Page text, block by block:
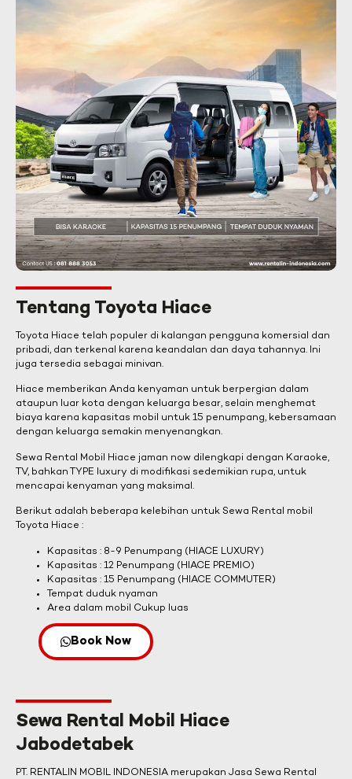
Tentang Toyota Hiace
Toyota Hiace telah populer di kalangan pengguna komersial dan
pribadi, dan terkenal karena keandalan dan daya tahannya. Ini
juga tersedia sebagai minivan.
Hiace memberikan Anda kenyaman untuk berpergian dalam
ataupun luar kota dengan keluarga besar, selain menghemat
biaya karena kapasitas mobil untuk 15 penumpang, kebersamaan
dengan keluarga semakin menyenangkan.
Sewa Rental Mobil Hiace jaman now dilengkapi dengan Karaoke,
TV, bahkan TYPE luxury di modifikasi sedemikian rupa, untuk
mencapai kenyaman yang maksimal.
Berikut adalah beberapa kelebihan untuk Sewa Rental mobil
Toyota Hiace :
Kapasitas : 8-9 Penumpang (HIACE LUXURY)
Kapasitas : 12 Penumpang (HIACE PREMIO)
Kapasitas : 15 Penumpang (HIACE COMMUTER)
Tempat duduk nyaman
Area dalam mobil Cukup luas
Book Now
Sewa Rental Mobil Hiace
Jabodetabek
PT. RENTALIN MOBIL INDONESIA merupakan Jasa Sewa Rental